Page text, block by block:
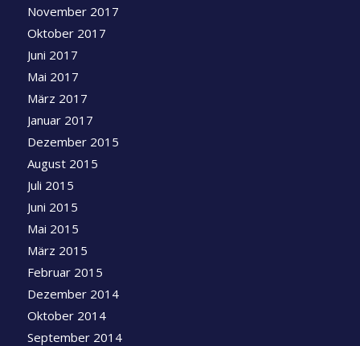
November 2017
Oktober 2017
Juni 2017
Mai 2017
März 2017
Januar 2017
Dezember 2015
August 2015
Juli 2015
Juni 2015
Mai 2015
März 2015
Februar 2015
Dezember 2014
Oktober 2014
September 2014